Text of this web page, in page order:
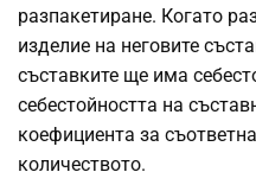
разпакетиране. Когато
изделие на неговите
съставките ще има
себестойността на
коефициента за
количеството.